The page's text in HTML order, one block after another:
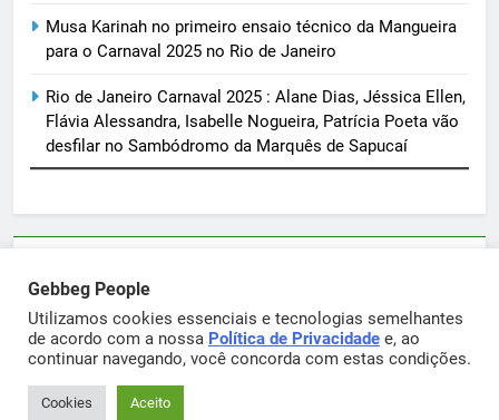
Musa Karinah no primeiro ensaio técnico da Mangueira
para o Carnaval 2025 no Rio de Janeiro
Rio de Janeiro Carnaval 2025 : Alane Dias, Jéssica Ellen,
Flávia Alessandra, Isabelle Nogueira, Patrícia Poeta vão
desfilar no Sambódromo da Marquês de Sapucaí
sortimentos@yahoo.com.br
Gebbeg Powered ByBlazeThemes.
Gebbeg People
Utilizamos cookies essenciais e tecnologias semelhantes
de acordo com a nossa Política de Privacidade e, ao
continuar navegando, você concorda com estas condições.
Cookies Aceito